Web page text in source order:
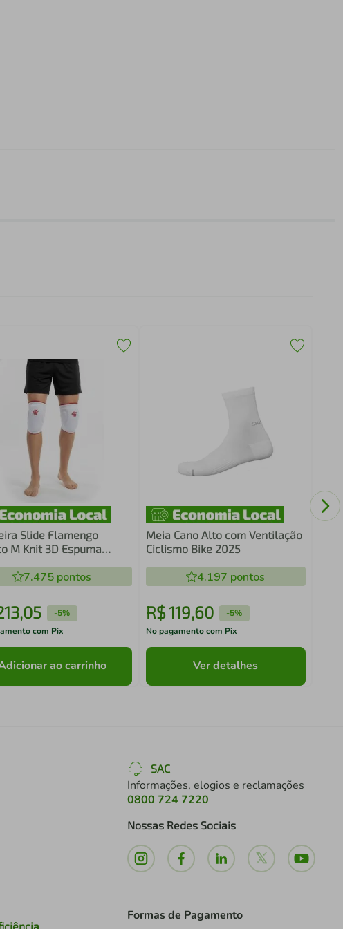
Slide Flamengo
M Knit 3D Espuma
Conforto E
De Movimento
N1 Sport
7.475 pontos
,05 -5%
com Pix
ao carrinho
Meia Cano Alto com Ventilação
Ciclismo Bike 2025
4.197 pontos
R$119,60 -5%
No pagamento com Pix
Ver detalhes
SAC
Informações, elogios e reclamações
0800 724 7220
Nossas Redes Sociais
Formas de Pagamento